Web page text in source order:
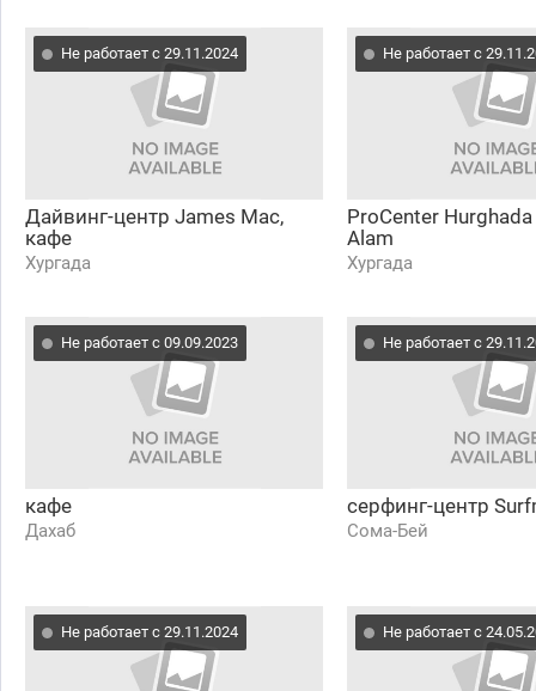
Не работает с 29.11.2024
Дайвинг-центр James Mac,
кафе
Хургада
Не работает с
ProCenter
Alam
Хургада
Не работает с 09.09.2023
кафе
Дахаб
Не работает с
серфинг-центр
Сома-Бей
Не работает с 29.11.2024 Не работает с